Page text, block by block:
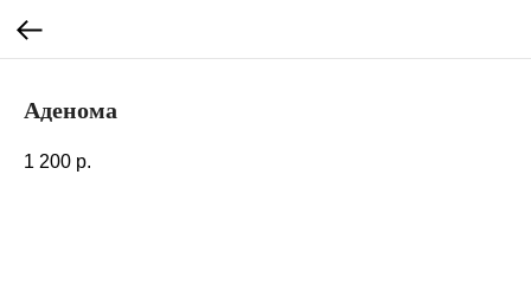
Аденома
1 200 р.